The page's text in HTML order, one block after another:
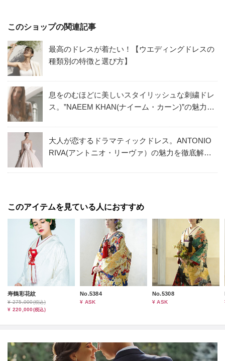
このショップの関連記事
最高のドレスが着たい！【ウエディングドレスの
種類別の特徴と選び方】
息をのむほどに美しいスタイリッシュな刺繍ドレ
ス。”NAEEM KHAN(ナイーム・カーン)”の魅力を
大人が恋するドラマティックドレス。ANTONIO
RIVA(アントニオ・リーヴァ）の魅力を徹底解説
このアイテムを見ている人におすすめ
寿鶴彩花紋
¥ 275,000(税込)
¥ 220,000(税込)
No.5384
¥ ASK
No.5308
¥ ASK